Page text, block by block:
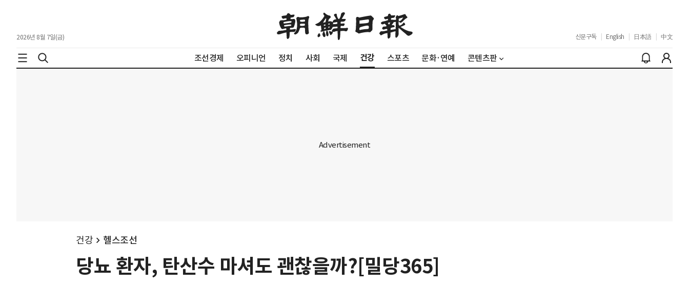
2026년 8월 7일(금) 신문구독 English 日本語 中文
조선경제 오피니언 정치 사회 국제 건강 스포츠 문화·연예 콘텐츠판
건강 헬스조선
당뇨 환자, 탄산수 마셔도 괜찮을까?[밀당365]